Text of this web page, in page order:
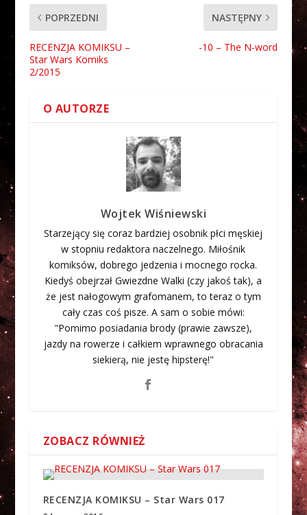
POPRZEDNI
RECENZJA KOMIKSU –
Star Wars Komiks
2/2015
NASTĘPNY
-10 – The N-word
O AUTORZE
Wojtek Wiśniewski
Starzejący się coraz bardziej osobnik płci męskiej
w stopniu redaktora naczelnego. Miłośnik
komiksów, dobrego jedzenia i mocnego rocka.
Kiedyś obejrzał Gwiezdne Walki (czy jakoś tak), a
że jest nałogowym grafomanem, to teraz o tym
cały czas coś pisze. A sam o sobie mówi:
"Pomimo posiadania brody (prawie zawsze),
jazdy na rowerze i całkiem wprawnego obracania
siekierą, nie jestę hipsterę!"
ZOBACZ RÓWNIEŻ
RECENZJA KOMIKSU – Star Wars 017